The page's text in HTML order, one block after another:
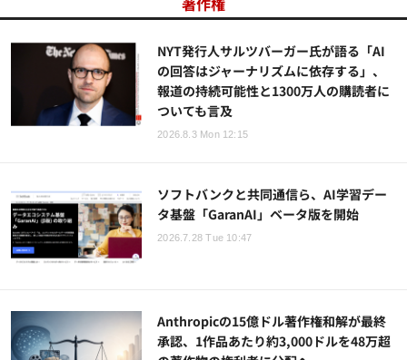
NYT発行人サルツバーガー氏が語る「AI
の回答はジャーナリズムに依存する」、
報道の持続可能性と1300万人の購読者に
ついても言及
2026.8.3 Mon 12:15
ソフトバンクと共同通信ら、AI学習デー
タ基盤「GaranAI」ベータ版を開始
2026.7.28 Tue 10:47
Anthropicの15億ドル著作権和解が最終
承認、1作品あたり約3,000ドルを48万超